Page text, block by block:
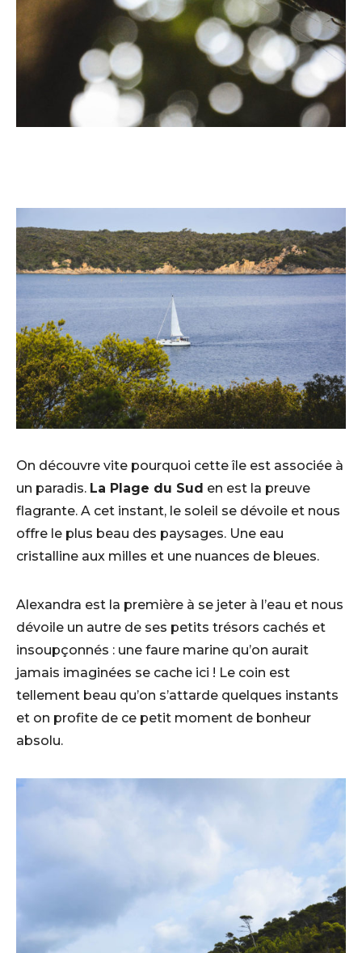
On découvre vite pourquoi cette île est associée à
un paradis. La Plage du Sud en est la preuve
flagrante. A cet instant, le soleil se dévoile et nous
offre le plus beau des paysages. Une eau
cristalline aux milles et une nuances de bleues.
Alexandra est la première à se jeter à l’eau et nous
dévoile un autre de ses petits trésors cachés et
insoupçonnés : une faure marine qu’on aurait
jamais imaginées se cache ici ! Le coin est
tellement beau qu’on s’attarde quelques instants
et on profite de ce petit moment de bonheur
absolu.